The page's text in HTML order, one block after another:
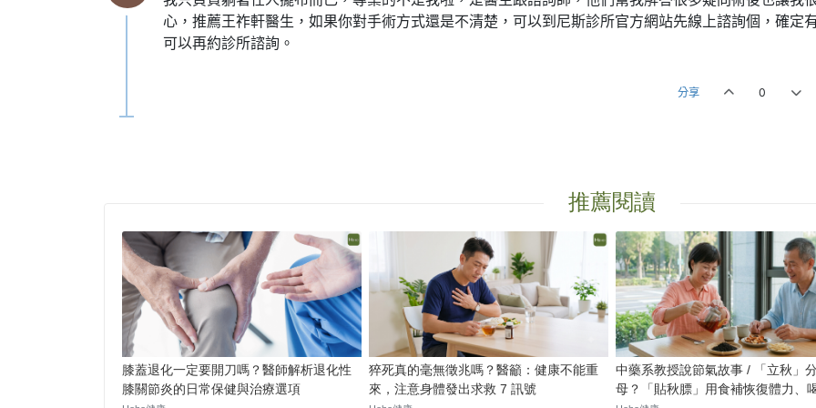
心，推薦王祚軒醫生，如果你對手術方式還是不清楚，可以到尼斯診所官方網站先線上諮詢個，確定
可以再約診所諮詢。
分享 0